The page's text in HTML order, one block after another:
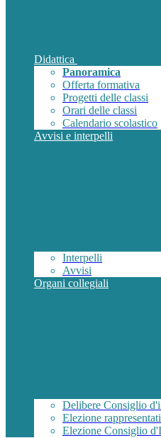
Didattica
Panoramica
Offerta formativa
Progetti delle classi
Orari delle classi
Calendario scolastico
Avvisi e interpelli
Interpelli
Avvisi
Organi collegiali
Delibere Consiglio
Elezione
Elezione Consiglio